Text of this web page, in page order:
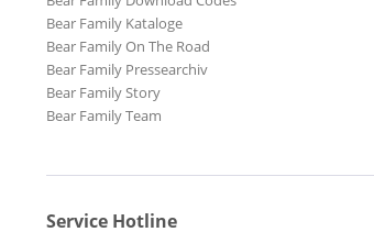
Bear Family Kataloge
Bear Family On The Road
Bear Family Pressearchiv
Bear Family Story
Bear Family Team
Service Hotline